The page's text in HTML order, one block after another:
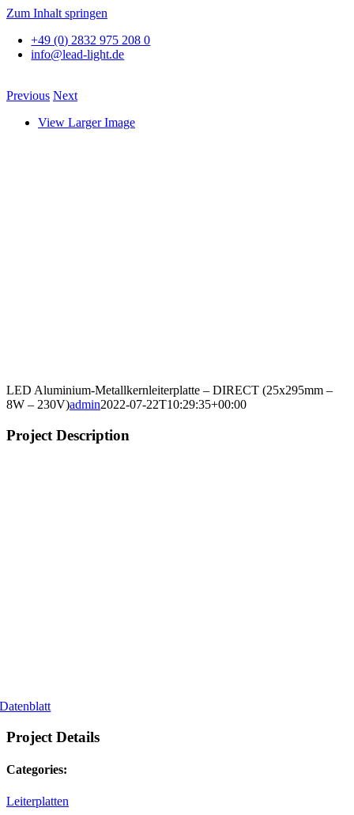
Zum Inhalt springen
+49 (0) 2832 975 208 0
info@lead-light.de
Previous Next
View Larger Image
LED Aluminium-Metallkernleiterplatte – DIRECT (25x295mm –
8W – 230V)admin2022-07-22T10:29:35+00:00
Project Description
Datenblatt
Project Details
Categories:
Leiterplatten